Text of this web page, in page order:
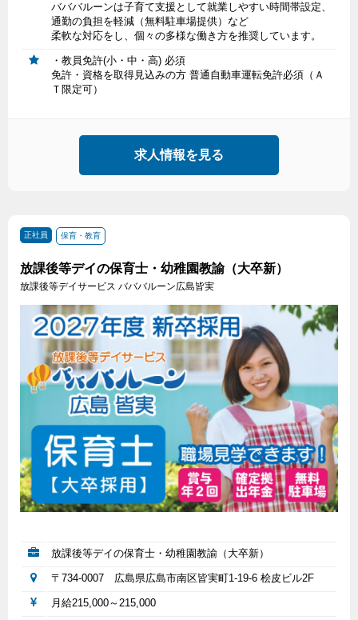
バババルーンは子育て支援として就業しやすい時間帯設定、
通勤の負担を軽減（無料駐車場提供）など
柔軟な対応をし、個々の多様な働き方を推奨しています。
・教員免許(小・中・高) 必須
免許・資格を取得見込みの方 普通自動車運転免許必須（Ａ
Ｔ限定可）
求人情報を見る
正社員 保育・教育
放課後等デイの保育士・幼稚園教諭（大卒新）
放課後等デイサービス バババルーン広島皆実
放課後等デイの保育士・幼稚園教諭（大卒新）
〒734-0007 広島県広島市南区皆実町1-19-6 桧皮ビル2F
月給215,000～215,000